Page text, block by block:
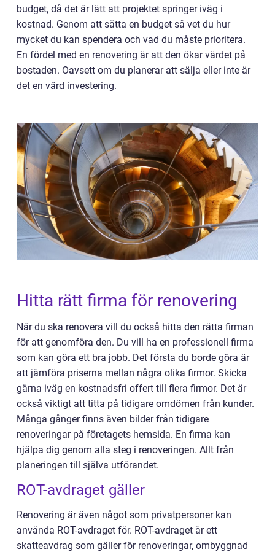
budget, då det är lätt att projektet springer iväg i
kostnad. Genom att sätta en budget så vet du hur
mycket du kan spendera och vad du måste prioritera.
En fördel med en renovering är att den ökar värdet på
bostaden. Oavsett om du planerar att sälja eller inte är
det en värd investering.
Hitta rätt firma för renovering
När du ska renovera vill du också hitta den rätta firman
för att genomföra den. Du vill ha en professionell firma
som kan göra ett bra jobb. Det första du borde göra är
att jämföra priserna mellan några olika firmor. Skicka
gärna iväg en kostnadsfri offert till flera firmor. Det är
också viktigt att titta på tidigare omdömen från kunder.
Många gånger finns även bilder från tidigare
renoveringar på företagets hemsida. En firma kan
hjälpa dig genom alla steg i renoveringen. Allt från
planeringen till själva utförandet.
ROT-avdraget gäller
Renovering är även något som privatpersoner kan
använda ROT-avdraget för. ROT-avdraget är ett
skatteavdrag som gäller för renoveringar, ombyggnad